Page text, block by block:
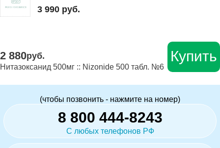
3 990 руб.
2 880руб.
Нитазоксанид 500мг :: Nizonide 500 табл. №6
Купить
(чтобы позвонить - нажмите на номер)
8 800 444-8243
С любых телефонов РФ